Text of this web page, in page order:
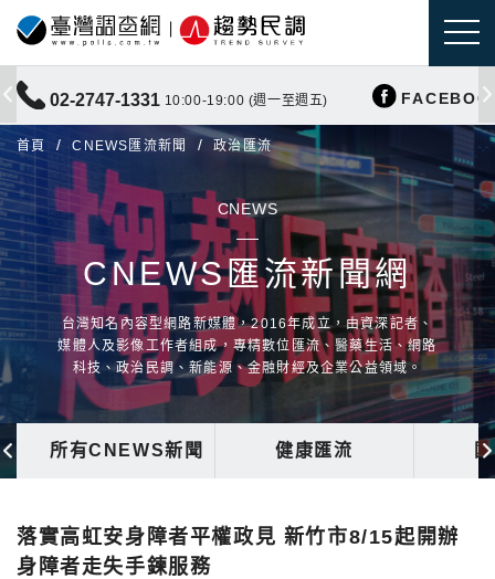
02-2747-1331 10:00-19:00 (週一至週五)
首頁 CNEWS匯流新聞 政治匯流
CNEWS
CNEWS匯流新聞網
台灣知名內容型網路新媒體，2016年成立，由資深記者、
媒體人及影像工作者組成，專精數位匯流、醫藥生活、網路
科技、政治民調、新能源、金融財經及企業公益領域。
所有CNEWS新聞 健康匯流
落實高虹安身障者平權政見 新竹市8/15起開辦
身障者走失手鍊服務